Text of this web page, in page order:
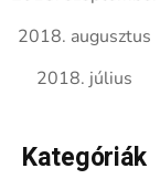
2018. augusztus
2018. július
Kategóriák